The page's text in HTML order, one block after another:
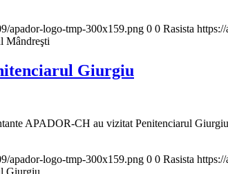
apador-logo-tmp-300x159.png 0 0 Rasista
Mândreşti
Giurgiu
APADOR-CH au vizitat Penitenciarul
apador-logo-tmp-300x159.png 0 0 Rasista
Giurgiu